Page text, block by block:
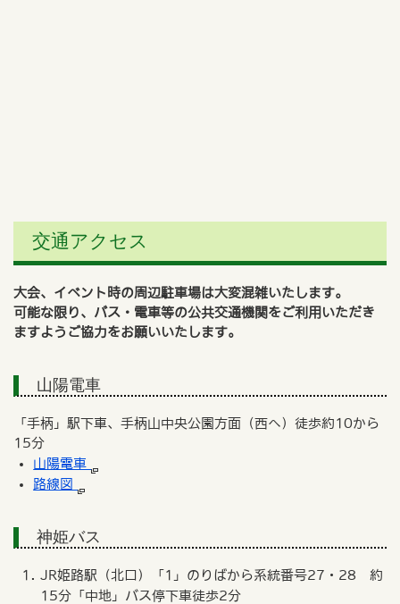
交通アクセス
大会、イベント時の周辺駐車場は大変混雑いたします。
可能な限り、バス・電車等の公共交通機関をご利用いただき
ますようご協力をお願いいたします。
山陽電車
「手柄」駅下車、手柄山中央公園方面（西へ）徒歩約10から
15分
山陽電車
路線図
神姫バス
JR姫路駅（北口）「1」のりばから系統番号27・28 約
15分「中地」バス停下車徒歩2分